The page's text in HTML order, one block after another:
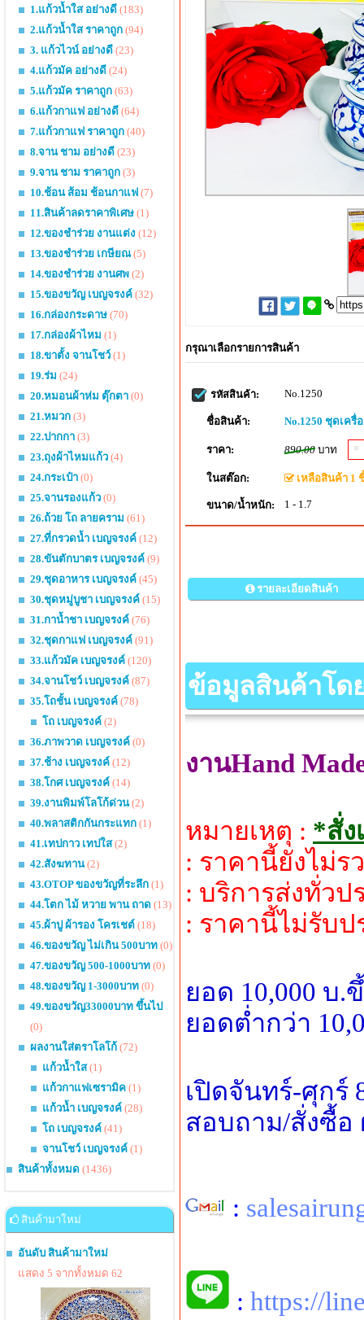
1.แก้วน้ำใส อย่างดี (183)
2.แก้วน้ำใส ราคาถูก (94)
3. แก้วไวน์ อย่างดี (23)
4.แก้วมัค อย่างดี (24)
5.แก้วมัค ราคาถูก (63)
6.แก้วกาแฟ อย่างดี (64)
7.แก้วกาแฟ ราคาถูก (40)
8.จาน ชาม อย่างดี (23)
9.จาน ชาม ราคาถูก (3)
10.ช้อน ส้อม ช้อนกาแฟ (7)
11.สินค้าลดราคาพิเศษ (1)
12.ของชำร่วย งานแต่ง (12)
13.ของชำร่วย เกษียณ(5)
14.ของชำร่วย งานศพ (2)
15.ของขวัญ เบญจรงค์ (32)
16.กล่องกระดาษ (70)
17.กล่องผ้าไหม (1)
18.ขาตั้ง จานโชว์ (1)
19.ร่ม (24)
20.หมอนผ้าห่ม ตุ๊กตา (0)
21.หมวก (3)
22.ปากกา (3)
23.ถุงผ้าไหมแก้ว (4)
24.กระเป๋า (0)
25.จานรองแก้ว (0)
26.ถ้วย โถ ลายคราม (61)
27.ที่กรวดน้ำ เบญจรงค์ (12)
28.ขันตักบาตร เบญจรงค์ (9)
29.ชุดอาหาร เบญจรงค์ (45)
30.ชุดหมู่บูชา เบญจรงค์ (15)
31.กาน้ำชา เบญจรงค์ (76)
32.ชุดกาแฟ เบญจรงค์ (91)
33.แก้วมัค เบญจรงค์ (120)
34.จานโชว์ เบญจรงค์ (87)
35.โถชั้น เบญจรงค์ (78)
โถ เบญจรงค์ (2)
36.ภาพวาด เบญจรงค์ (0)
37.ช้าง เบญจรงค์ (12)
38.โกศ เบญจรงค์ (14)
39.งานพิมพ์โลโก้ด่วน(2)
40.พลาสติกกันกระแทก (1)
41.เทปกาว เทปใส(2)
42.สังฆทาน(2)
43.OTOP ของขวัญที่ระลึก (1)
44.โตก ไม้ หวาย พาน ถาด (13)
45.ผ้าปู ผ้ารอง โครเชต์ (18)
46.ของขวัญ ไม่เกิน 500บาท (0)
47.ของขวัญ 500-1000บาท (0)
48.ของขวัญ 1-3000บาท (0)
49.ของขวัญ33000บาท ขึ้นไป
(0)
ผลงานใส่ตราโลโก้ (72)
แก้วน้ำใส(1)
แก้วกาแฟเซรามิค (1)
แก้วน้ำ เบญจรงค์ (28)
โถ เบญจรงค์ (41)
จานโชว์ เบญจรงค์ (1)
สินค้าทั้งหมด (1436)
สินค้ามาใหม่
อันดับ สินค้ามาใหม่
แสดง 5 จากทั้งหมด 62
กรุณาเลือกรายการสินค้า
รหัสสินค้า: No.1250
ชื่อสินค้า: No.1250 ชุดเครื่
ราคา: 890.00 บาท
ในสต๊อก: เหลือสินค้า 1
ขนาด/น้ำหนัก: 1 - 1.7
รายละเอียดสินค้า
ข้อมูลสินค้าโด
งานHand
หมายเหตุ : *สั่ง
: ราคานี้ยังไม่
: บริการส่งทั่วป
: ราคานี้ไม่รับ
ยอด 10,000 บ
ยอดต่ำกว่า
เปิดจันทร์-ศุกร์
สอบถาม/สั่งซื้อ
:
: https://